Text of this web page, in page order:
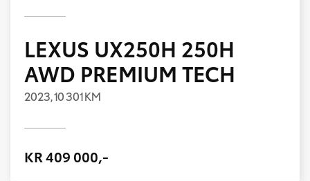
LEXUS UX250H 250H
AWD PREMIUM TECH
2023,10 301 KM
KR 409 000,-